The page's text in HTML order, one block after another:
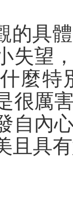
的具
失望
麼特
很厲
自內
且具